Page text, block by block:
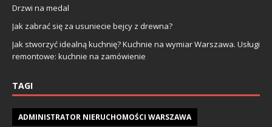
Drzwi na medal
Jak zabrać się za usuniecie bejcy z drewna?
Jak stworzyć idealną kuchnię? Kuchnie na wymiar Warszawa. Usługi
remontowe: kuchnie na zamówienie
TAGI
ADMINISTRATOR NIERUCHOMOŚCI WARSZAWA